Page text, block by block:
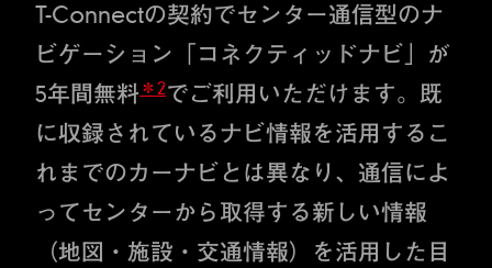
T-Connectの契約でセンター通信型のナ
ビゲーション「コネクティッドナビ」が
5年間無料 ＊2でご利用いただけます。既
に収録されているナビ情報を活用するこ
れまでのカーナビとは異なり、通信によ
ってセンターから取得する新しい情報
（地図・施設・交通情報）を活用した目